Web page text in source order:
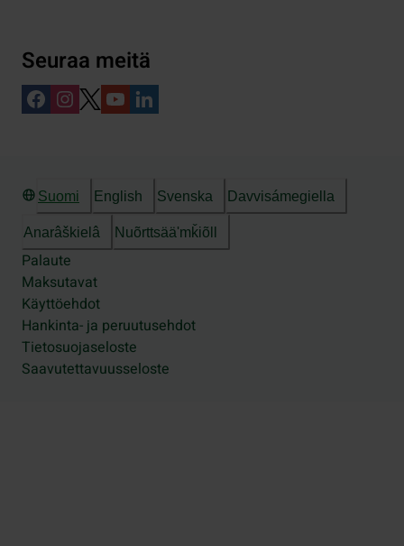
Seuraa meitä
Suomi English Svenska Davvisámegiella
Anarâškielâ Nuõrttsääʹmǩiõll
Palaute
Maksutavat
Käyttöehdot
Hankinta- ja peruutusehdot
Tietosuojaseloste
Saavutettavuusseloste